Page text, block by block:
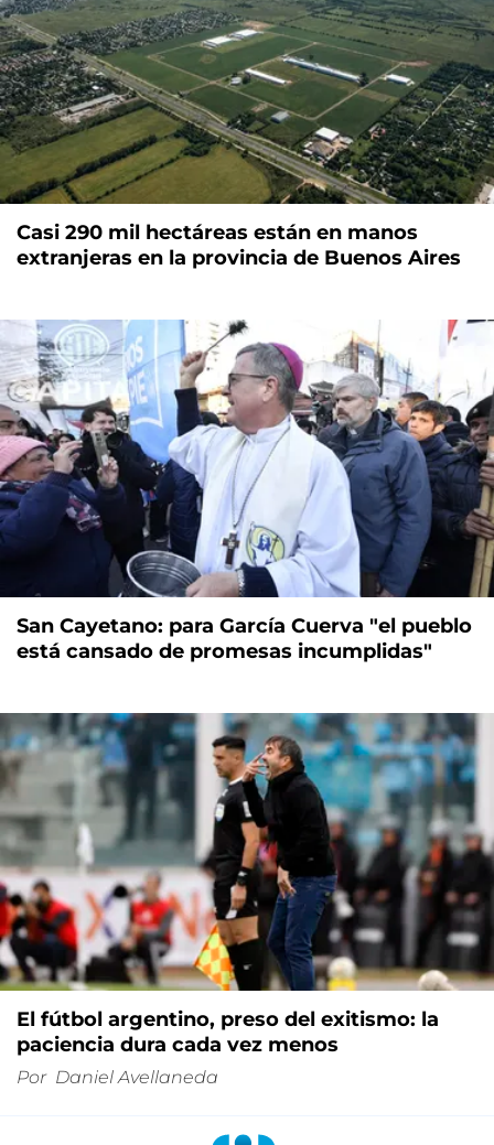
Casi 290 mil hectáreas están en manos
extranjeras en la provincia de Buenos Aires
San Cayetano: para García Cuerva "el pueblo
está cansado de promesas incumplidas"
El fútbol argentino, preso del exitismo: la
paciencia dura cada vez menos
Por Daniel Avellaneda